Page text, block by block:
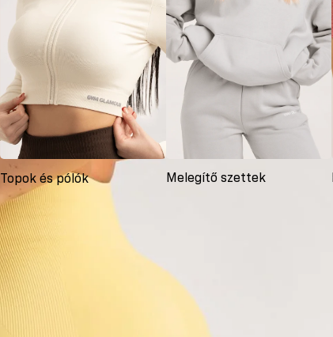
Topok és pólók Melegítő szettek